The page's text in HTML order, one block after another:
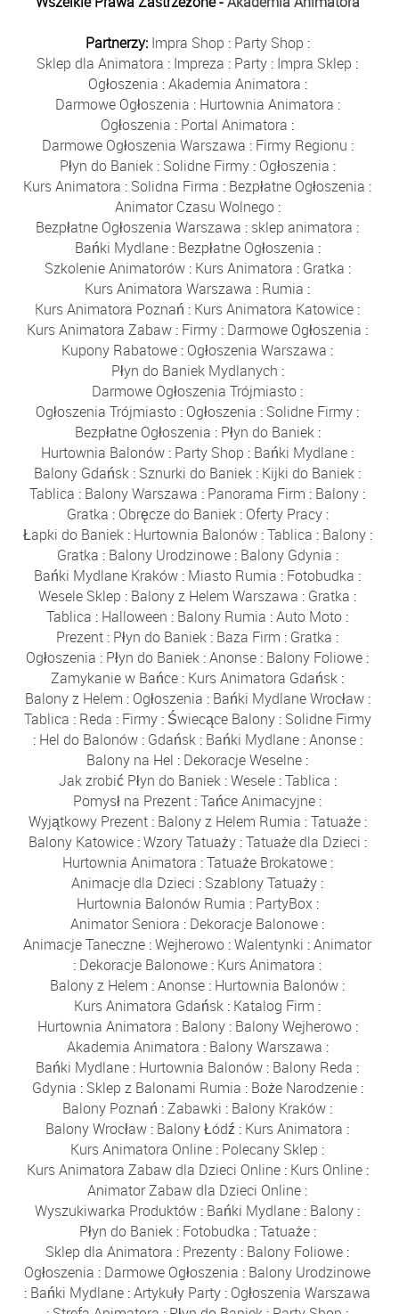
Partnerzy: Impra Shop : Party Shop :
Sklep dla Animatora : Impreza : Party : Impra Sklep :
Ogłoszenia :Akademia Animatora :
Darmowe Ogłoszenia : Hurtownia Animatora :
Ogłoszenia : Portal Animatora :
Darmowe Ogłoszenia Warszawa : Firmy Regionu :
Płyn do Baniek: Solidne Firmy: Ogłoszenia :
Kurs Animatora : Solidna Firma : Bezpłatne Ogłoszenia :
Animator Czasu Wolnego:
Bezpłatne Ogłoszenia Warszawa : sklep animatora :
Bańki Mydlane: Bezpłatne Ogłoszenia :
Szkolenie Animatorów: Kurs Animatora : Gratka :
Kurs Animatora Warszawa : Rumia :
Kurs Animatora Poznań : Kurs Animatora Katowice :
Kurs Animatora Zabaw : Firmy : Darmowe Ogłoszenia :
Kupony Rabatowe : Ogłoszenia Warszawa :
Płyn do Baniek Mydlanych :
Darmowe Ogłoszenia Trójmiasto :
Ogłoszenia Trójmiasto : Ogłoszenia : Solidne Firmy :
Bezpłatne Ogłoszenia : Płyn do Baniek:
Hurtownia Balonów : Party Shop : Bańki Mydlane :
Balony Gdańsk : Sznurki do Baniek : Kijki do Baniek :
Tablica : Balony Warszawa : Panorama Firm : Balony :
Gratka : Obręcze do Baniek: Oferty Pracy:
Łapki do Baniek: Hurtownia Balonów:Tablica : Balony:
Gratka : Balony Urodzinowe: Balony Gdynia :
Bańki Mydlane Kraków : Miasto Rumia : Fotobudka :
Wesele Sklep : Balony z Helem Warszawa : Gratka :
Tablica : Halloween : Balony Rumia :Auto Moto :
Prezent : Płyn do Baniek : Baza Firm : Gratka :
Ogłoszenia : Płyn do Baniek :Anonse : Balony Foliowe :
Zamykanie w Bańce : Kurs Animatora Gdańsk :
Balony z Helem : Ogłoszenia : Bańki Mydlane Wrocław:
Tablica : Reda : Firmy: Świecące Balony: Solidne Firmy
: Hel do Balonów: Gdańsk: Bańki Mydlane:Anonse:
Balony na Hel : Dekoracje Weselne :
Jak zrobić Płyn do Baniek:Wesele:Tablica :
Pomysł na Prezent :Tańce Animacyjne :
Wyjątkowy Prezent: Balony z Helem Rumia :Tatuaże:
Balony Katowice:Wzory Tatuaży:Tatuaże dla Dzieci :
Hurtownia Animatora :Tatuaże Brokatowe:
Animacje dla Dzieci : Szablony Tatuaży :
Hurtownia Balonów Rumia : PartyBox:
Animator Seniora : Dekoracje Balonowe :
Animacje Taneczne :Wejherowo :Walentynki :Animator
: Dekoracje Balonowe : Kurs Animatora :
Balony z Helem :Anonse : Hurtownia Balonów :
Kurs Animatora Gdańsk : Katalog Firm :
Hurtownia Animatora : Balony: Balony Wejherowo:
Akademia Animatora : Balony Warszawa :
Bańki Mydlane : Hurtownia Balonów : Balony Reda :
Gdynia : Sklep z Balonami Rumia : Boże Narodzenie:
Balony Poznań :Zabawki : Balony Kraków :
Balony Wrocław : Balony Łódź : Kurs Animatora :
Kurs Animatora Online : Polecany Sklep :
Kurs Animatora Zabaw dla Dzieci Online: Kurs Online:
Animator Zabaw dla Dzieci Online :
Wyszukiwarka Produktów : Bańki Mydlane : Balony :
Płyn do Baniek: Fotobudka :Tatuaże:
Sklep dla Animatora : Prezenty : Balony Foliowe :
Ogłoszenia : Darmowe Ogłoszenia : Balony Urodzinowe
: Bańki Mydlane :Artykuły Party : Ogłoszenia Warszawa